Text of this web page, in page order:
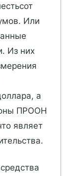
Или
Из них
а
ПРООН
являет